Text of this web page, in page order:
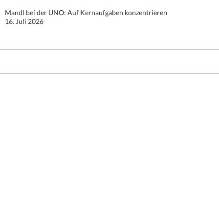
Mandl bei der UNO: Auf Kernaufgaben konzentrieren
16. Juli 2026